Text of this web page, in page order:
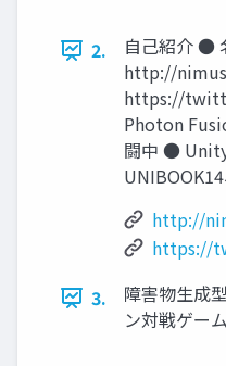
2.
自己紹介 ●
http://
https://
Photon
闘中 ● Unity
http://
https://
3.
障害物生成
ン対戦ゲーム